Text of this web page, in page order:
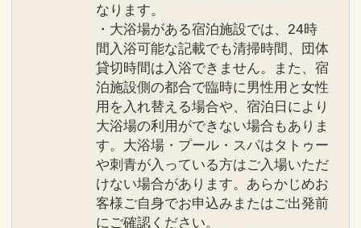
なります。
・大浴場がある宿泊施設では、24時
間入浴可能な記載でも清掃時間、団体
貸切時間は入浴できません。また、宿
泊施設側の都合で臨時に男性用と女性
用を入れ替える場合や、宿泊日により
大浴場の利用ができない場合もありま
す。大浴場・プール・スパはタトゥー
や刺青が入っている方はご入場いただ
けない場合があります。あらかじめお
客様ご自身でお申込みまたはご出発前
にご確認ください。